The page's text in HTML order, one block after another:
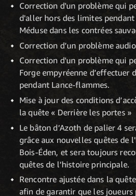
Correction d'un problème qui
d'aller hors des limites pendant
Méduse dans les contrées
Correction d’un problème
Correction d'un problème qui
Forge empyréenne d’effectuer
pendant Lance-flammes.
Mise à jour des conditions
la quête « Derrière les portes »
Le bâton d’Azoth de palier 4
grâce aux nouvelles quêtes de
Bois-Éden, et sera toujours
quêtes de l’histoire principale.
Rencontre ajustée dans la
afin de garantir que les joueurs